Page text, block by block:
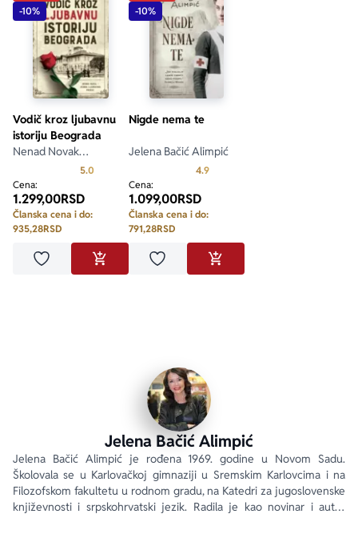
-10%
Vodič kroz ljubavnu
istoriju Beograda
Nenad Novak
5.0 Prosecna ocena je 5.0 od 5
Cena:
1.299,00RSD
Članska cena i do:
935,28RSD
Dodaj u omiljeneDODAJ U KORPU
-10%
Nigde nema te
Jelena Bačić Alimpić
4.9Prosecna ocena je 4.9 od 5
Cena:
1.099,00RSD
Članska cena i do:
791,28RSD
Dodaj u omiljeneDODAJ U KORPU
Jelena Bačić Alimpić
Jelena Bačić Alimpić je rođena 1969. godine u Novom Sadu.
Školovala se u Karlovačkoj gimnaziji u Sremskim Karlovcima i na
Filozofskom fakultetu u rodnom gradu, na Katedri za jugoslovenske
književnosti i srpskohrvatski jezik. Radila je kao novinar i autor